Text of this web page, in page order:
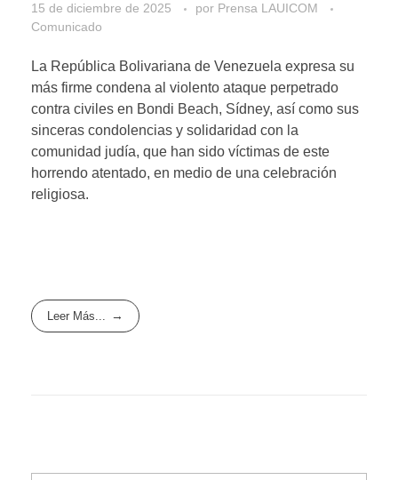
15 de diciembre de 2025 por Prensa LAUICOM
Comunicado
La República Bolivariana de Venezuela expresa su
más firme condena al violento ataque perpetrado
contra civiles en Bondi Beach, Sídney, así como sus
sinceras condolencias y solidaridad con la
comunidad judía, que han sido víctimas de este
horrendo atentado, en medio de una celebración
religiosa.
Leer Más...